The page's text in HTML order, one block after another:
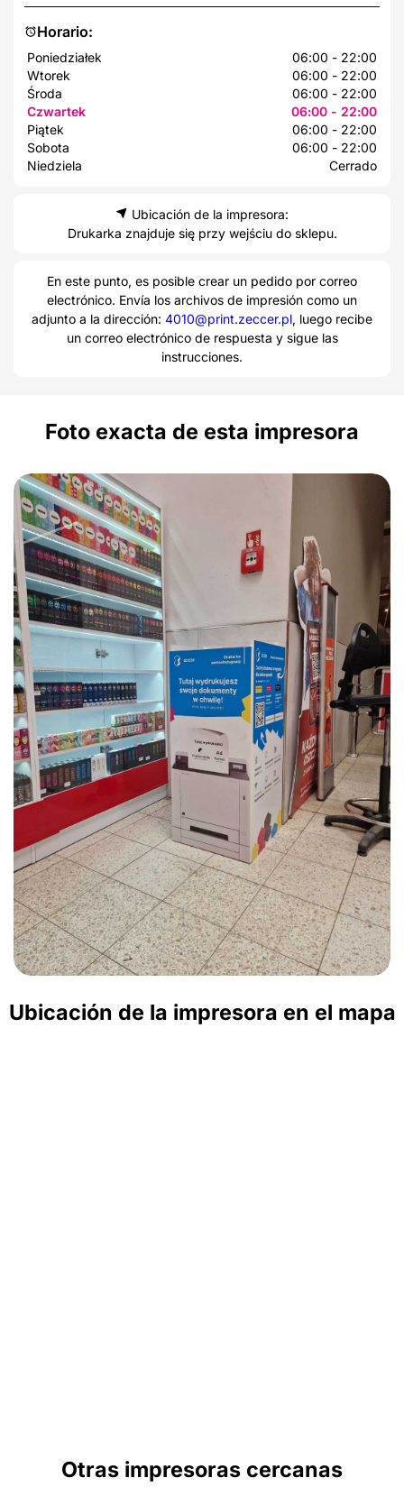
Horario:
Poniedziałek
06:00 - 22:00
Wtorek
06:00 - 22:00
Środa
06:00 - 22:00
Czwartek
06:00 - 22:00
Piątek
06:00 - 22:00
Sobota
06:00 - 22:00
Niedziela
Cerrado
Ubicación de la impresora:
Drukarka znajduje się przy wejściu do sklepu.
En este punto, es posible crear un pedido por correo
electrónico. Envía los archivos de impresión como un
adjunto a la dirección: 4010@print.zeccer.pl, luego recibe
un correo electrónico de respuesta y sigue las
instrucciones.
Foto exacta de esta impresora
Ubicación de la impresora en el mapa
Otras impresoras cercanas